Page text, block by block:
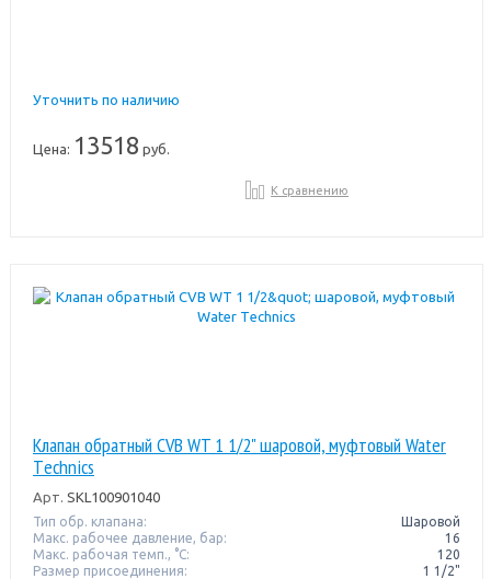
Уточнить по наличию
Цена: 13518 руб.
К сравнению
Клапан обратный CVB WT 1 1/2" шаровой, муфтовый Water
Тechnics
Арт. SKL100901040
Тип обр. клапана:
Шаровой
Макс. рабочее давление, бар:
16
Макс. рабочая темп., °С:
120
Размер присоединения:
1 1/2"